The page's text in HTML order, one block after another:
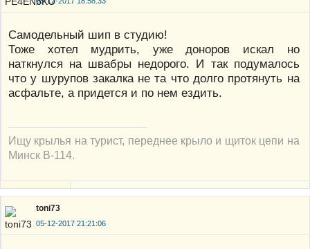
Самодельный шип в студию!
Тоже хотел мудрить, уже доноров искал но
наткнулся на швабры недорого. И так подумалось
что у шурупов закалка не та что долго протянуть на
асфальте, а придется и по нем ездить.
Ищу крылья на турист, переднее крыло и щиток цепи на
Минск В-114.
toni73
05-12-2017 21:21:06